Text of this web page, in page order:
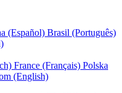
(Español) Brasil (Português)
France (Français) Polska
(English)